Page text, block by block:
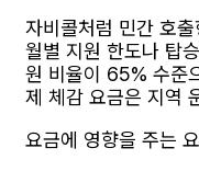
자비콜처럼 민간 호
월별 지원 한도나 탑
원 비율이 65% 수준
제 체감 요금은 지역
요금에 영향을 주는